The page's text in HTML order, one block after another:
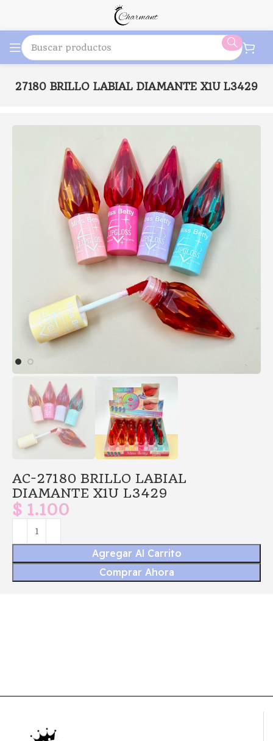
27180 BRILLO LABIAL DIAMANTE X1U L3429
AC-27180 BRILLO LABIAL
DIAMANTE X1U L3429
$ 1.100
Agregar Al Carrito
Comprar Ahora